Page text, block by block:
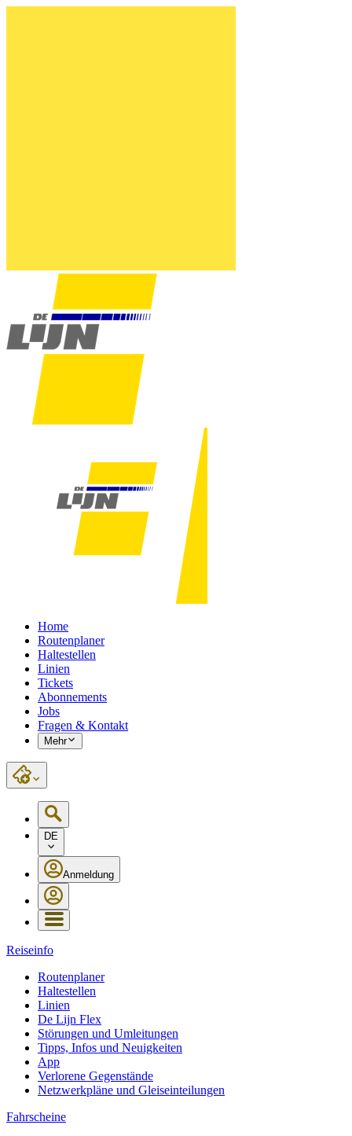
Home
Routenplaner
Haltestellen
Linien
Tickets
Abonnements
Jobs
Fragen & Kontakt
Mehr
DE
Anmeldung
Reiseinfo
Routenplaner
Haltestellen
Linien
De Lijn Flex
Störungen und Umleitungen
Tipps, Infos und Neuigkeiten
App
Verlorene Gegenstände
Netzwerkpläne und Gleiseinteilungen
Fahrscheine